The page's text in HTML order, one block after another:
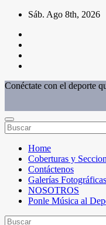
Saltar
contenido
Sáb. Ago 8th, 2026
Conéctate con el deporte
Home
Coberturas y
Contáctenos
Galerías Fotográficas
NOSOTROS
Ponle Música al